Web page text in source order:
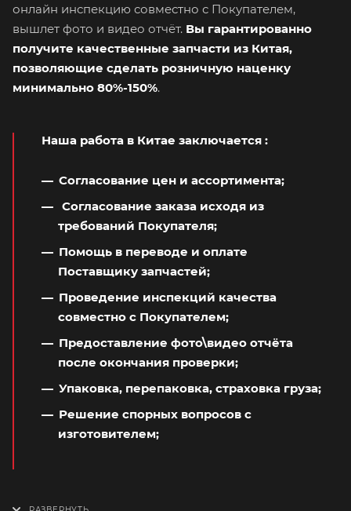
онлайн инспекцию совместно с Покупателем,
вышлет фото и видео отчёт. Вы гарантированно
получите качественные запчасти из Китая,
позволяющие сделать розничную наценку
минимально 80%-150%.
Наша работа в Китае заключается :
Согласование цен и ассортимента;
Согласование заказа исходя из
требований Покупателя;
Помощь в переводе и оплате
Поставщику запчастей;
Проведение инспекций качества
совместно с Покупателем;
Предоставление фото\видео отчёта
после окончания проверки;
Упаковка, перепаковка, страховка груза;
Решение спорных вопросов с
изготовителем;